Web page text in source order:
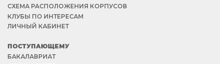
СХЕМА РАСПОЛОЖЕНИЯ КОРПУСОВ
КЛУБЫ ПО ИНТЕРЕСАМ
ЛИЧНЫЙ КАБИНЕТ
ПОСТУПАЮЩЕМУ
БАКАЛАВРИАТ